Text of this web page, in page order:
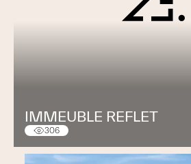
IMMEUBLE REFLET
306